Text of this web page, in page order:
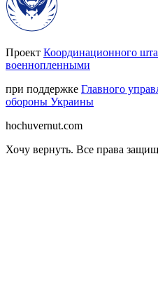
Проект Координационного
военнопленными
при поддержке Главного
обороны Украины
hochuvernut.com
Хочу вернуть. Все права